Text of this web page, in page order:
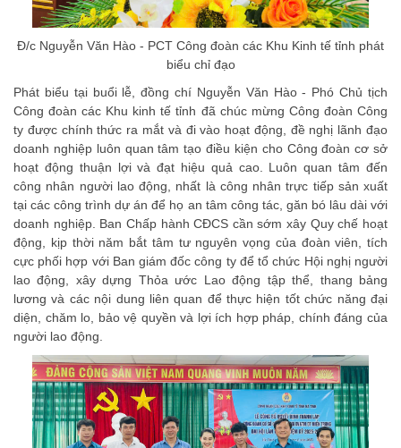
Đ/c Nguyễn Văn Hào - PCT Công đoàn các Khu Kinh tế tỉnh phát
biểu chỉ đạo
Phát biểu tại buổi lễ, đồng chí Nguyễn Văn Hào - Phó Chủ tịch
Công đoàn các Khu kinh tế tỉnh đã chúc mừng Công đoàn Công
ty được chính thức ra mắt và đi vào hoạt động, đề nghị lãnh đạo
doanh nghiệp luôn quan tâm tạo điều kiện cho Công đoàn cơ sở
hoạt động thuận lợi và đạt hiệu quả cao. Luôn quan tâm đến
công nhân người lao động, nhất là công nhân trực tiếp sản xuất
tại các công trình dự án để họ an tâm công tác, găn bó lâu dài với
doanh nghiệp. Ban Chấp hành CĐCS cần sớm xây Quy chế hoạt
động, kịp thời năm bắt tâm tư nguyên vọng của đoàn viên, tích
cực phối hợp với Ban giám đốc công ty để tổ chức Hội nghị người
lao động, xây dựng Thỏa ước Lao động tập thể, thang bảng
lương và các nội dung liên quan để thực hiện tốt chức năng đại
diện, chăm lo, bảo vệ quyền và lợi ích hợp pháp, chính đáng của
người lao động.